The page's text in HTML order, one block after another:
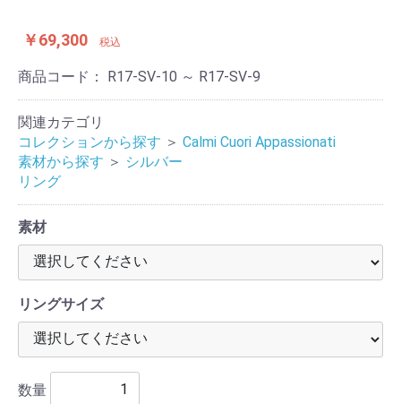
￥69,300 税込
商品コード： R17-SV-10 ～ R17-SV-9
関連カテゴリ
コレクションから探す ＞ Calmi Cuori Appassionati
素材から探す ＞ シルバー
リング
素材
リングサイズ
数量